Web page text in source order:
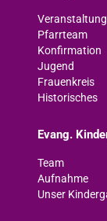
Pfarrteam
Konfirmation
Jugend
Frauenkreis
Historisches
Evang.
Team
Aufnahme
Unser